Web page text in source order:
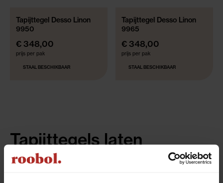
Tapijttegel Desso Linon
9950
€ 348,00
prijs per pak
STAAL BESCHIKBAAR
Tapijttegel Desso Linon
9965
€ 348,00
prijs per pak
STAAL BESCHIKBAAR
Tapijttegels laten
bezorgen of afhalen